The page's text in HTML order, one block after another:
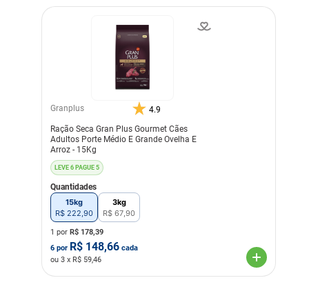
Granplus 4.9
Ração Seca Gran Plus Gourmet Cães
Adultos Porte Médio E Grande Ovelha E
Arroz - 15Kg
LEVE 6 PAGUE 5
Quantidades
15kg
R$ 222,90
3kg
R$ 67,90
1 por R$ 178,39
6 por R$ 148,66 cada
ou 3 x R$ 59,46